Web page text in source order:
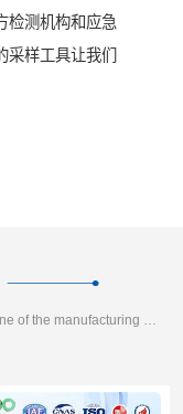
检测机构和应急
样工具让我们